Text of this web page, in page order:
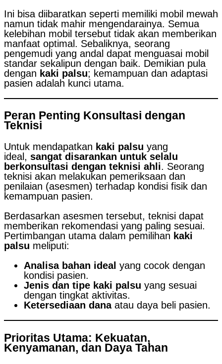
Ini bisa diibaratkan seperti memiliki mobil mewah
namun tidak mahir mengendarainya. Semua
kelebihan mobil tersebut tidak akan memberikan
manfaat optimal. Sebaliknya, seorang
pengemudi yang andal dapat menguasai mobil
standar sekalipun dengan baik. Demikian pula
dengan kaki palsu; kemampuan dan adaptasi
pasien adalah kunci utama.
Peran Penting Konsultasi dengan
Teknisi
Untuk mendapatkan kaki palsu yang
ideal, sangat disarankan untuk selalu
berkonsultasi dengan teknisi ahli. Seorang
teknisi akan melakukan pemeriksaan dan
penilaian (asesmen) terhadap kondisi fisik dan
kemampuan pasien.
Berdasarkan asesmen tersebut, teknisi dapat
memberikan rekomendasi yang paling sesuai.
Pertimbangan utama dalam pemilihan kaki
palsu meliputi:
Analisa bahan ideal yang cocok dengan
kondisi pasien.
Jenis dan tipe kaki palsu yang sesuai
dengan tingkat aktivitas.
Ketersediaan danaatau daya beli pasien.
Prioritas Utama: Kekuatan,
Kenyamanan, dan Daya Tahan